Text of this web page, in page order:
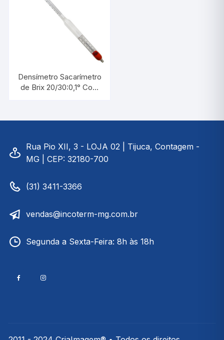
Densímetro Sacarímetro
de Brix 20/30:0,1° Com
Rua Pio XII, 3 - LOJA 02 | Tijuca, Contagem -
MG | CEP: 32180-700
(31) 3411-3366
vendas@incoterm-mg.com.br
Segunda a Sexta-Feira: 8h às 18h